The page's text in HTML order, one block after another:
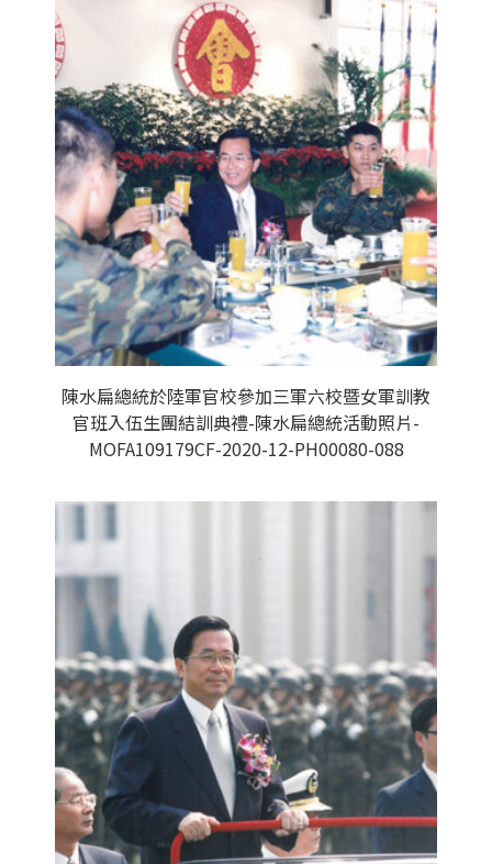
陳水扁總統於陸軍官校參加三軍六校暨女軍訓教
官班入伍生團結訓典禮-陳水扁總統活動照片-
MOFA109179CF-2020-12-PH00080-088